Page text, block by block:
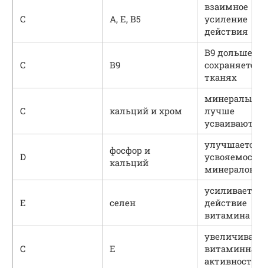
С А, E, В5
взаимное
усиление
действия
С В9
В9 дольше
сохраняется
тканях
С кальций и хром
минералы
лучше
усваиваются
D
фосфор и
кальций
улучшается
усвояемость
минералов
E селен
усиливается
действие
витамина
С E
витаминная
активность